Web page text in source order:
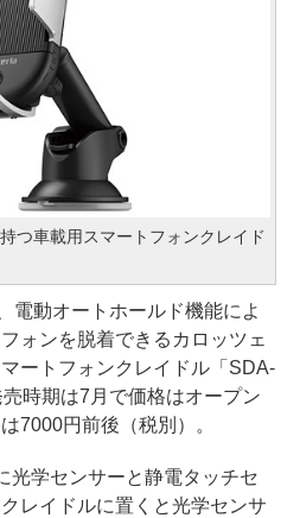
つ車載用スマートフォンクレイド
動オートホールド機能によ
ォンを脱着できるカロッツェ
ートフォンクレイドル「SDA-
時期は7月で価格はオープン
7000円前後（税別）。
学センサーと静電タッチセ
レイドルに置くと光学センサ